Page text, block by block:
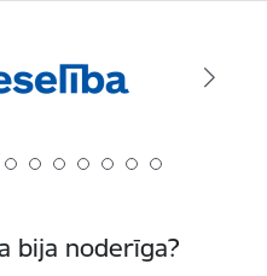
bija noderīga?